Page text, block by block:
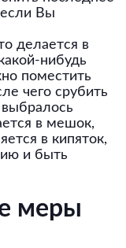
Вы
делается в
нибудь
поместить
чего срубить
в мешок,
в кипяток,
и быть
меры